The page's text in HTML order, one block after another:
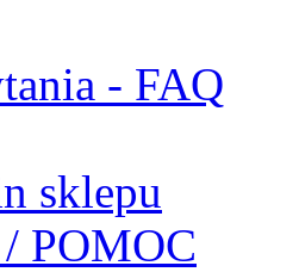
- FAQ
sklepu
POMOC